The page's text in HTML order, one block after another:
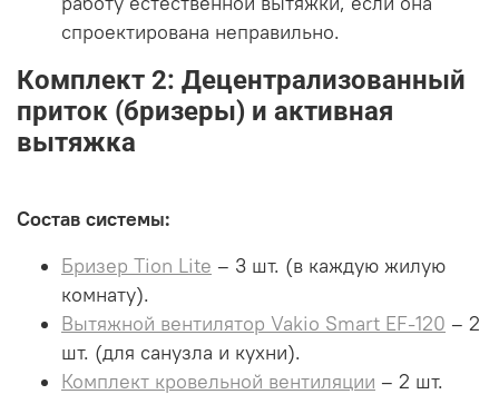
спроектирована неправильно.
Комплект 2: Децентрализованный
приток (бризеры) и активная
вытяжка
Состав системы:
Бризер Tion Lite – 3 шт. (в каждую жилую
комнату).
Вытяжной вентилятор Vakio Smart EF-120 – 2
шт. (для санузла и кухни).
Комплект кровельной вентиляции – 2 шт.